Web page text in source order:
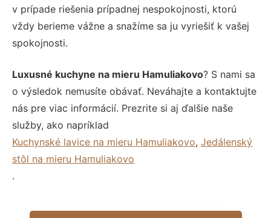
v prípade riešenia prípadnej nespokojnosti, ktorú
vždy berieme vážne a snažíme sa ju vyriešiť k vašej
spokojnosti.
Luxusné kuchyne na mieru Hamuliakovo? S nami sa
o výsledok nemusíte obávať. Neváhajte a kontaktujte
nás pre viac informácií. Prezrite si aj ďalšie naše
služby, ako napríklad
Kuchynské lavice na mieru Hamuliakovo, Jedálenský
stôl na mieru Hamuliakovo
.